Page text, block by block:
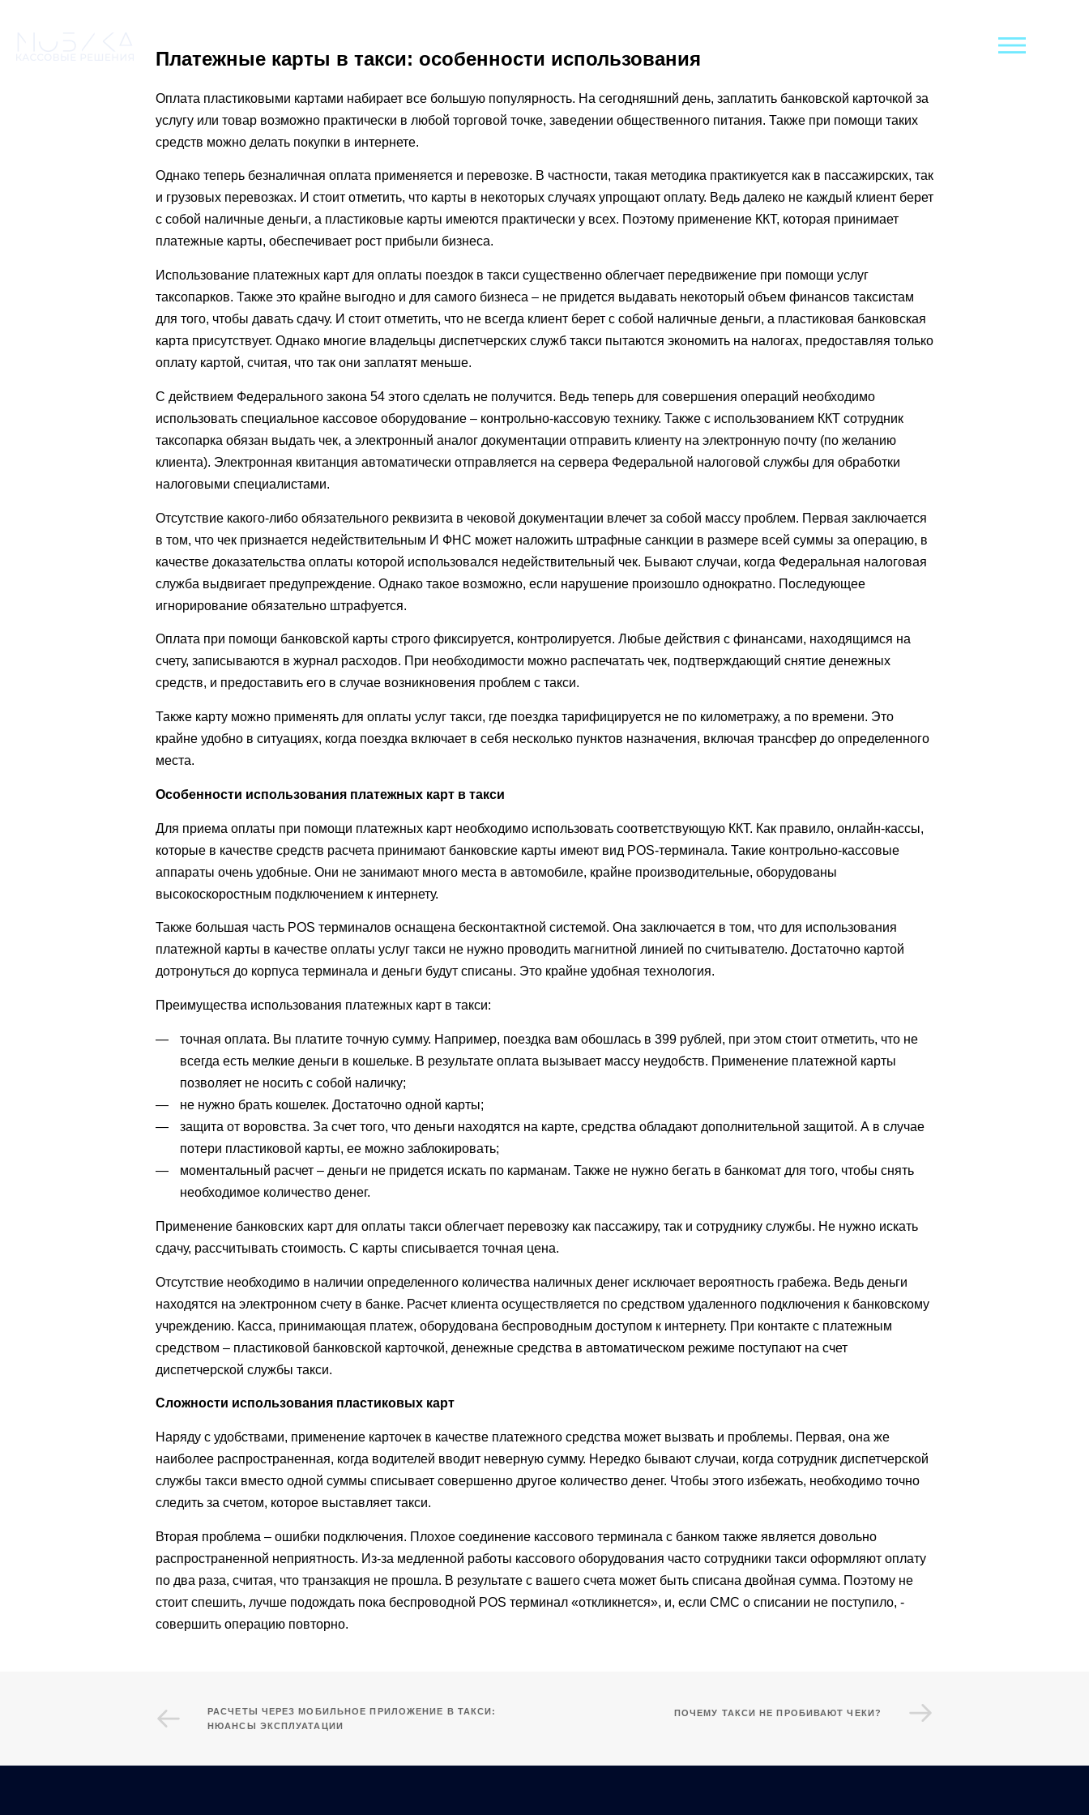
Платежные карты в такси: особенности использования
Оплата пластиковыми картами набирает все большую популярность. На сегодняшний день, заплатить банковской карточкой за
услугу или товар возможно практически в любой торговой точке, заведении общественного питания. Также при помощи таких
средств можно делать покупки в интернете.
Однако теперь безналичная оплата применяется и перевозке. В частности, такая методика практикуется как в пассажирских, так
и грузовых перевозках. И стоит отметить, что карты в некоторых случаях упрощают оплату. Ведь далеко не каждый клиент берет
с собой наличные деньги, а пластиковые карты имеются практически у всех. Поэтому применение ККТ, которая принимает
платежные карты, обеспечивает рост прибыли бизнеса.
Использование платежных карт для оплаты поездок в такси существенно облегчает передвижение при помощи услуг
таксопарков. Также это крайне выгодно и для самого бизнеса – не придется выдавать некоторый объем финансов таксистам
для того, чтобы давать сдачу. И стоит отметить, что не всегда клиент берет с собой наличные деньги, а пластиковая банковская
карта присутствует. Однако многие владельцы диспетчерских служб такси пытаются экономить на налогах, предоставляя только
оплату картой, считая, что так они заплатят меньше.
С действием Федерального закона 54 этого сделать не получится. Ведь теперь для совершения операций необходимо
использовать специальное кассовое оборудование – контрольно-кассовую технику. Также с использованием ККТ сотрудник
таксопарка обязан выдать чек, а электронный аналог документации отправить клиенту на электронную почту (по желанию
клиента). Электронная квитанция автоматически отправляется на сервера Федеральной налоговой службы для обработки
налоговыми специалистами.
Отсутствие какого-либо обязательного реквизита в чековой документации влечет за собой массу проблем. Первая заключается
в том, что чек признается недействительным И ФНС может наложить штрафные санкции в размере всей суммы за операцию, в
качестве доказательства оплаты которой использовался недействительный чек. Бывают случаи, когда Федеральная налоговая
служба выдвигает предупреждение. Однако такое возможно, если нарушение произошло однократно. Последующее
игнорирование обязательно штрафуется.
Оплата при помощи банковской карты строго фиксируется, контролируется. Любые действия с финансами, находящимся на
счету, записываются в журнал расходов. При необходимости можно распечатать чек, подтверждающий снятие денежных
средств, и предоставить его в случае возникновения проблем с такси.
Также карту можно применять для оплаты услуг такси, где поездка тарифицируется не по километражу, а по времени. Это
крайне удобно в ситуациях, когда поездка включает в себя несколько пунктов назначения, включая трансфер до определенного
места.
Особенности использования платежных карт в такси
Для приема оплаты при помощи платежных карт необходимо использовать соответствующую ККТ. Как правило, онлайн-кассы,
которые в качестве средств расчета принимают банковские карты имеют вид POS-терминала. Такие контрольно-кассовые
аппараты очень удобные. Они не занимают много места в автомобиле, крайне производительные, оборудованы
высокоскоростным подключением к интернету.
Также большая часть POS терминалов оснащена бесконтактной системой. Она заключается в том, что для использования
платежной карты в качестве оплаты услуг такси не нужно проводить магнитной линией по считывателю. Достаточно картой
дотронуться до корпуса терминала и деньги будут списаны. Это крайне удобная технология.
Преимущества использования платежных карт в такси:
точная оплата. Вы платите точную сумму. Например, поездка вам обошлась в 399 рублей, при этом стоит отметить, что не
всегда есть мелкие деньги в кошельке. В результате оплата вызывает массу неудобств. Применение платежной карты
позволяет не носить с собой наличку;
не нужно брать кошелек. Достаточно одной карты;
защита от воровства. За счет того, что деньги находятся на карте, средства обладают дополнительной защитой. А в случае
потери пластиковой карты, ее можно заблокировать;
моментальный расчет – деньги не придется искать по карманам. Также не нужно бегать в банкомат для того, чтобы снять
необходимое количество денег.
Применение банковских карт для оплаты такси облегчает перевозку как пассажиру, так и сотруднику службы. Не нужно искать
сдачу, рассчитывать стоимость. С карты списывается точная цена.
Отсутствие необходимо в наличии определенного количества наличных денег исключает вероятность грабежа. Ведь деньги
находятся на электронном счету в банке. Расчет клиента осуществляется по средством удаленного подключения к банковскому
учреждению. Касса, принимающая платеж, оборудована беспроводным доступом к интернету. При контакте с платежным
средством – пластиковой банковской карточкой, денежные средства в автоматическом режиме поступают на счет
диспетчерской службы такси.
Сложности использования пластиковых карт
Наряду с удобствами, применение карточек в качестве платежного средства может вызвать и проблемы. Первая, она же
наиболее распространенная, когда водителей вводит неверную сумму. Нередко бывают случаи, когда сотрудник диспетчерской
службы такси вместо одной суммы списывает совершенно другое количество денег. Чтобы этого избежать, необходимо точно
следить за счетом, которое выставляет такси.
Вторая проблема – ошибки подключения. Плохое соединение кассового терминала с банком также является довольно
распространенной неприятность. Из-за медленной работы кассового оборудования часто сотрудники такси оформляют оплату
по два раза, считая, что транзакция не прошла. В результате с вашего счета может быть списана двойная сумма. Поэтому не
стоит спешить, лучше подождать пока беспроводной POS терминал «откликнется», и, если СМС о списании не поступило, -
совершить операцию повторно.
РАСЧЕТЫ ЧЕРЕЗ МОБИЛЬНОЕ ПРИЛОЖЕНИЕ В ТАКСИ:
НЮАНСЫ ЭКСПЛУАТАЦИИ
ПОЧЕМУ ТАКСИ НЕ ПРОБИВАЮТ ЧЕКИ?